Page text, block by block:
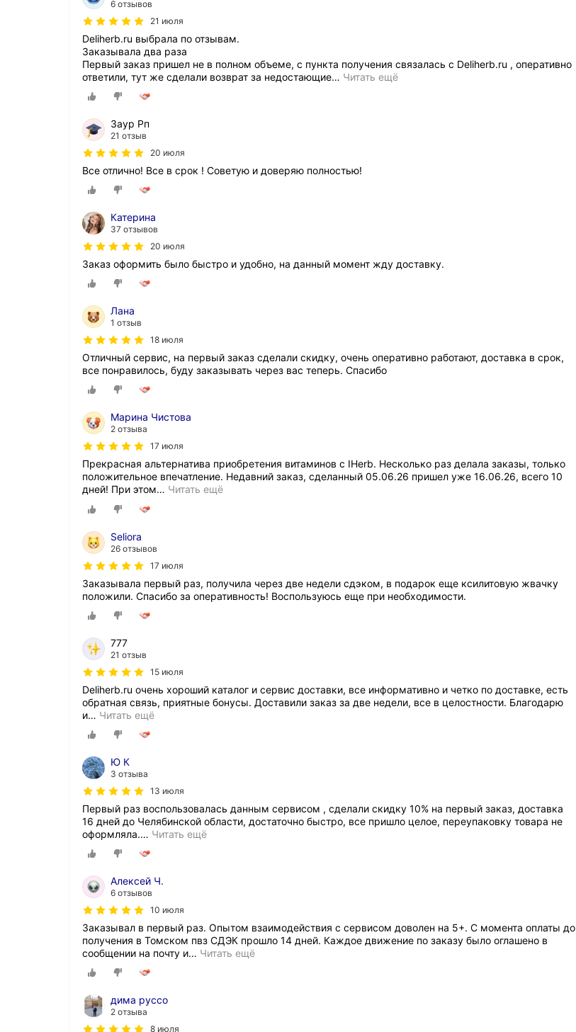
6 отзывов
21 июля
Deliherb.ru выбрала по отзывам.
Заказывала два раза
Первый заказ пришел не в полном объеме, с пункта получения связалась с Deliherb.ru , оперативно
ответили, тут же сделали возврат за недостающие… Читать ещё
Заур Рп
21 отзыв
20 июля
Все отлично! Все в срок ! Советую и доверяю полностью!
Катерина
37 отзывов
20 июля
Заказ оформить было быстро и удобно, на данный момент жду доставку.
Лана
1 отзыв
18 июля
Отличный сервис, на первый заказ сделали скидку, очень оперативно работают, доставка в срок,
все понравилось, буду заказывать через вас теперь. Спасибо
Марина Чистова
2 отзыва
17 июля
Прекрасная альтернатива приобретения витаминов с IHerb. Несколько раз делала заказы, только
положительное впечатление. Недавний заказ, сделанный 05.06.26 пришел уже 16.06.26, всего 10
дней! При этом… Читать ещё
Seliora
26 отзывов
17 июля
Заказывала первый раз, получила через две недели сдэком, в подарок еще ксилитовую жвачку
положили. Спасибо за оперативность! Воспользуюсь еще при необходимости.
777
21 отзыв
15 июля
Deliherb.ru очень хороший каталог и сервис доставки, все информативно и четко по доставке, есть
обратная связь, приятные бонусы. Доставили заказ за две недели, все в целостности. Благодарю
и… Читать ещё
Ю К
3 отзыва
13 июля
Первый раз воспользовалась данным сервисом , сделали скидку 10% на первый заказ, доставка
16 дней до Челябинской области, достаточно быстро, все пришло целое, переупаковку товара не
оформляла.… Читать ещё
Алексей Ч.
6 отзывов
10 июля
Заказывал в первый раз. Опытом взаимодействия с сервисом доволен на 5+. С момента оплаты до
получения в Томском пвз СДЭК прошло 14 дней. Каждое движение по заказу было оглашено в
сообщении на почту и… Читать ещё
дима руссо
2 отзыва
8 июля